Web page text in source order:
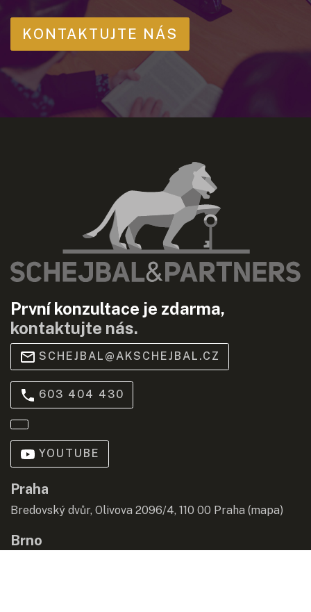
KONTAKTUJTE NÁS
První konzultace je zdarma,
kontaktujte nás.
SCHEJBAL@AKSCHEJBAL.CZ
603 404 430
YOUTUBE
Praha
Bredovský dvůr, Olivova 2096/4, 110 00 Praha (mapa)
Brno